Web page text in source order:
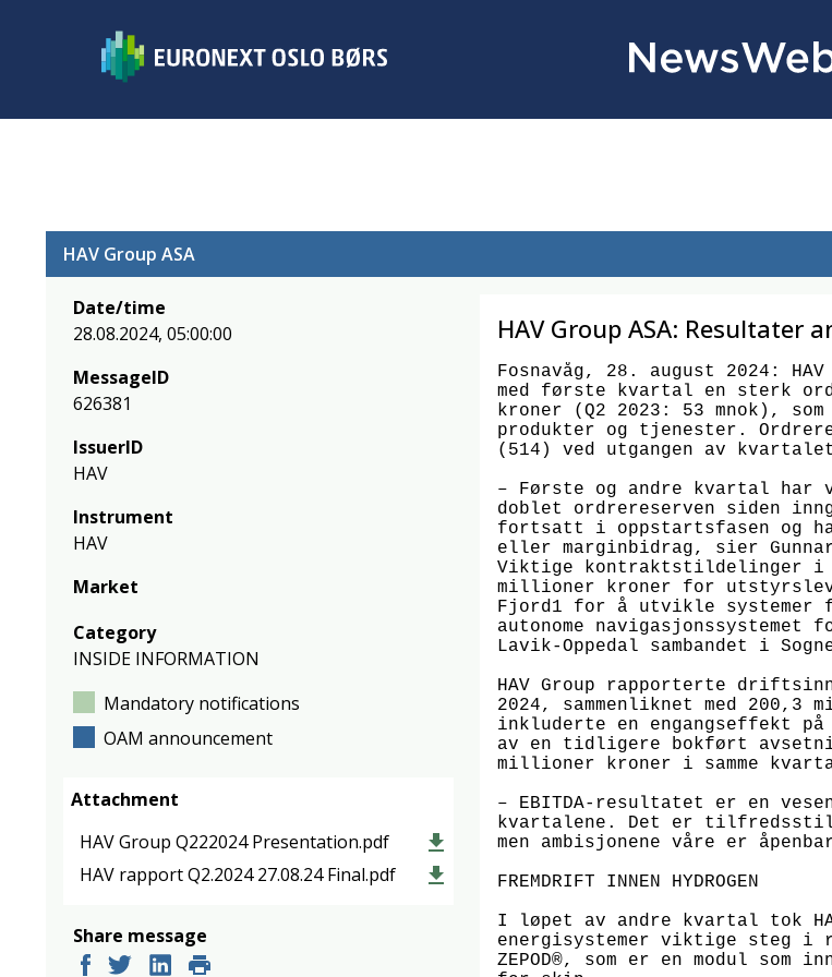
HAV Group ASA
Date/time
28.08.2024, 05:00:00
MessageID
626381
IssuerID
HAV
Instrument
HAV
Market
Category
INSIDE INFORMATION
Mandatory notifications
OAM announcement
Attachment
HAV Group Q222024 Presentation.pdf
HAV rapport Q2.2024 27.08.24 Final.pdf
Share message
HAV Group ASA: Resultater
Fosnavåg, 28. august 2024:
med første kvartal en sterk
kroner (Q2 2023: 53 mnok),
produkter og tjenester.
(514) ved utgangen av
– Første og andre kvartal har
doblet ordrereserven siden
fortsatt i oppstartsfasen og
eller marginbidrag, sier
Viktige kontraktstildelinger i
millioner kroner for
Fjord1 for å utvikle systemer
autonome
Lavik-Oppedal sambandet i
HAV Group rapporterte
2024, sammenliknet med
inkluderte en engangseffekt
av en tidligere bokført
millioner kroner i samme
– EBITDA-resultatet er en
kvartalene. Det er
men ambisjonene våre er
FREMDRIFT INNEN HYDROGEN
I løpet av andre kvartal tok
energisystemer viktige steg i
ZEPOD®, som er en modul som